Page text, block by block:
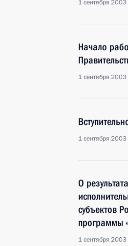
1 сентября
Начало
1 сентября
1 сентября
О
субъектов
программы
1 сентября